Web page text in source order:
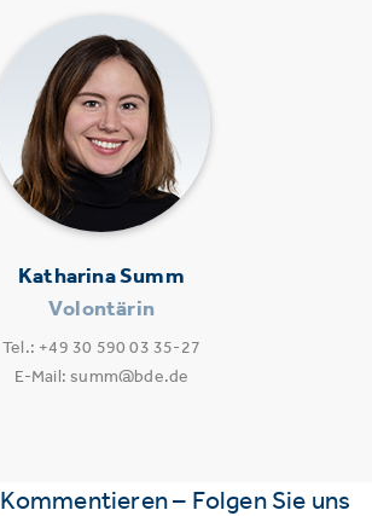
Katharina Summ
Volontärin
Tel.: +49 30 590 03 35-27
E-Mail: summ@bde.de
– Folgen Sie uns